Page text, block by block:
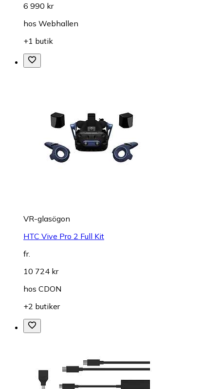
6 990 kr
hos Webhallen
+1 butik
VR-glasögon
HTC Vive Pro 2 Full Kit
fr.
10 724 kr
hos CDON
+2 butiker